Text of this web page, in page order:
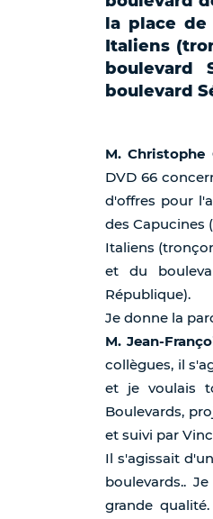
la place de
Italiens
boulevard
boulevard
M. Christophe
DVD 66
d'offres pour
des Capucines
Italiens
et du
République).
Je donne la
M. Jean-
collègues, il
et je voulais
Boulevards,
et suivi par
Il s'agissait
boulevards..
grande